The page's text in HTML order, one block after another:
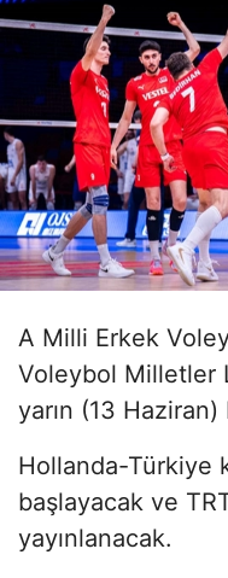
A Milli Erkek
Voleybol Milletler
yarın (13
Hollanda-Türkiye
başlayacak ve
yayınlanacak.